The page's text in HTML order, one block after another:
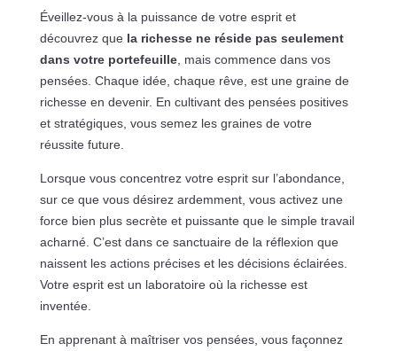
Éveillez-vous à la puissance de votre esprit et
découvrez que la richesse ne réside pas seulement
dans votre portefeuille, mais commence dans vos
pensées. Chaque idée, chaque rêve, est une graine de
richesse en devenir. En cultivant des pensées positives
et stratégiques, vous semez les graines de votre
réussite future.
Lorsque vous concentrez votre esprit sur l’abondance,
sur ce que vous désirez ardemment, vous activez une
force bien plus secrète et puissante que le simple travail
acharné. C’est dans ce sanctuaire de la réflexion que
naissent les actions précises et les décisions éclairées.
Votre esprit est un laboratoire où la richesse est
inventée.
En apprenant à maîtriser vos pensées, vous façonnez